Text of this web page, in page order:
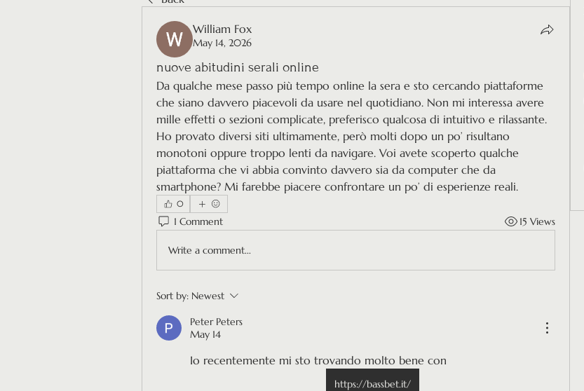
William Fox
May 14, 2026
nuove abitudini serali online
Da qualche mese passo più tempo online la sera e sto cercando piattaforme
che siano davvero piacevoli da usare nel quotidiano. Non mi interessa avere
mille effetti o sezioni complicate, preferisco qualcosa di intuitivo e rilassante.
Ho provato diversi siti ultimamente, però molti dopo un po’ risultano
monotoni oppure troppo lenti da navigare. Voi avete scoperto qualche
piattaforma che vi abbia convinto davvero sia da computer che da
smartphone? Mi farebbe piacere confrontare un po’ di esperienze reali.
0
1 Comment 15 Views
Write a comment...
Sort by: Newest
Peter Peters
May 14
Io recentemente mi sto trovando molto bene con
https://bassbet.it/